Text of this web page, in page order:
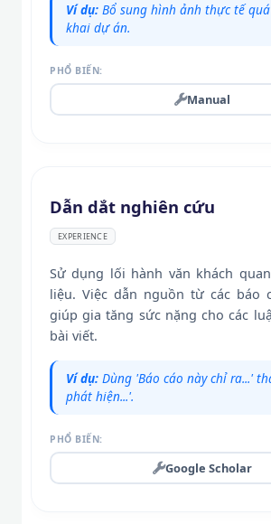
Ví dụ: Bổ sung hình ảnh thực tế
khai dự án.
PHỔ BIẾN:
Manual
Dẫn dắt nghiên cứu
EXPERIENCE
Sử dụng lối hành văn khách
liệu. Việc dẫn nguồn từ các báo
giúp gia tăng sức nặng cho các
bài viết.
Ví dụ: Dùng 'Báo cáo này chỉ ra...'
phát hiện...'.
PHỔ BIẾN:
Google Scholar